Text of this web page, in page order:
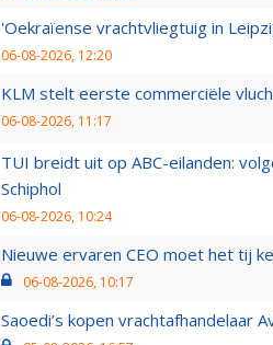
'Oekraïense vrachtvliegtuig in
06-08-2026, 12:20
KLM stelt eerste commerciële
06-08-2026, 11:17
TUI breidt uit op ABC-eilanden:
Schiphol
06-08-2026, 10:24
Nieuwe ervaren CEO moet het tij
06-08-2026, 10:17
Saoedi’s kopen vrachtafhandelaar